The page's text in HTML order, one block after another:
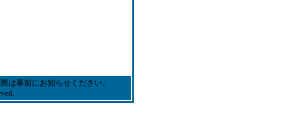
は事前にお知らせください。